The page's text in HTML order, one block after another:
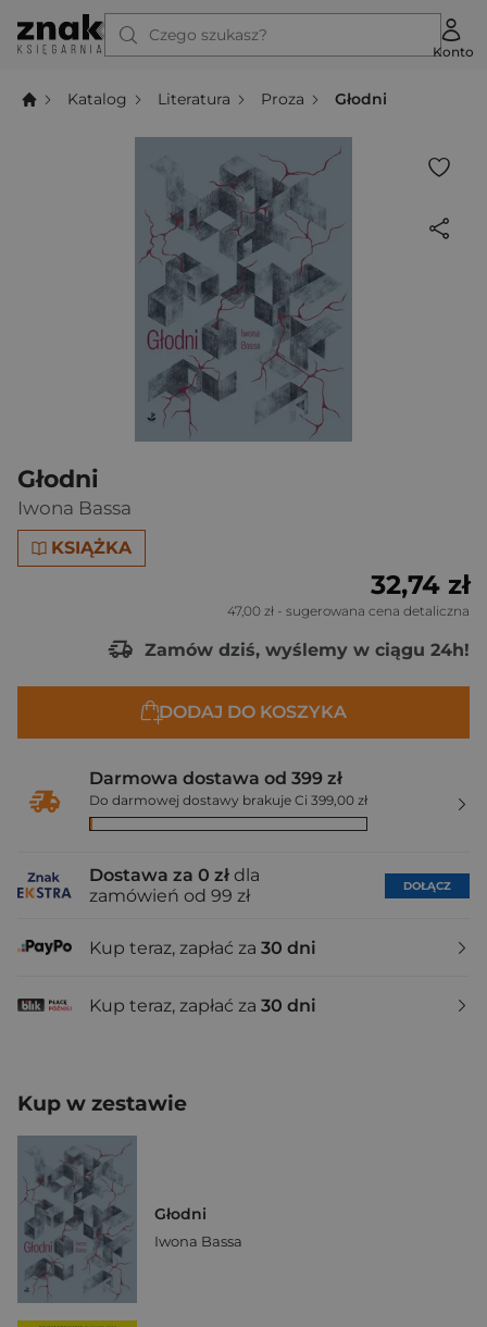
Czego szukasz?
Konto
Katalog Literatura Proza Głodni
Głodni
Iwona Bassa
KSIĄŻKA
32,74 zł
47,00 zł - sugerowana cena detaliczna
Zamów dziś, wyślemy w ciągu 24h!
DODAJ DO KOSZYKA
Darmowa dostawa od 399 zł
Do darmowej dostawy brakuje Ci 399,00 zł
Dostawa za 0 zł dla
zamówień od 99 zł
DOŁĄCZ
Kup teraz, zapłać za 30 dni
Kup teraz, zapłać za 30 dni
Kup w zestawie
Głodni
Iwona Bassa